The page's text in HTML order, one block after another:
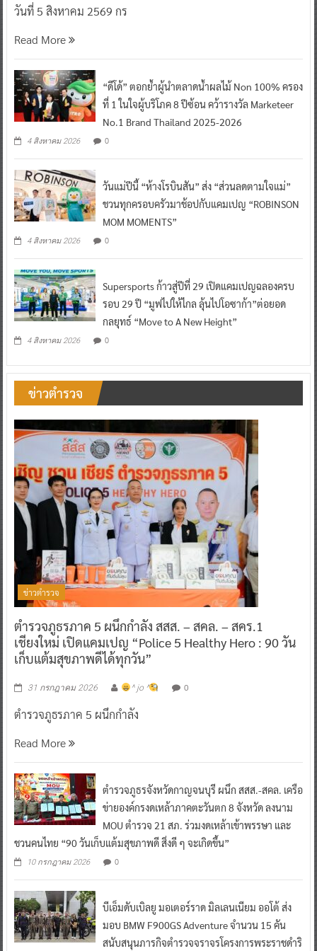
วันที่ 5 สิงหาคม 2569 กร
Read More
“ดีโด้” ตอกย้ำผู้นำตลาดน้ำผลไม้ Non 100% ครอง
ที่ 1 ในใจผู้บริโภค 8 ปีซ้อน คว้ารางวัล Marketeer
No.1 Brand Thailand 2025-2026
4 สิงหาคม 2026 0
วันแม่ปีนี้ “ห้างโรบินสัน” ส่ง “ส่วนลดตามใจแม่”
ชวนทุกครอบครัวมาช้อปกับแคมเปญ “ROBINSON
MOM MOMENTS”
4 สิงหาคม 2026 0
Supersports ก้าวสู่ปีที่ 29 เปิดแคมเปญฉลองครบ
รอบ 29 ปี “มูฟไปให้ไกล ลุ้นไปโอซาก้า”ต่อยอด
กลยุทธ์ “Move to A New Height”
4 สิงหาคม 2026 0
ข่าวตำรวจ
ข่าวตำรวจ
ตำรวจภูธรภาค 5 ผนึกกำลัง สสส. – สคล. – สคร.1
เชียงใหม่ เปิดแคมเปญ “Police 5 Healthy Hero : 90 วัน
เก็บแต้มสุขภาพดีได้ทุกวัน”
31 กรกฎาคม 2026 ^ jo ^ 0
ตำรวจภูธรภาค 5 ผนึกกำลัง
Read More
ตำรวจภูธรจังหวัดกาญจนบุรี ผนึก สสส.-สคล. เครือ
ข่ายองค์กรงดเหล้าภาคตะวันตก 8 จังหวัด ลงนาม
MOU ตำรวจ 21 สภ. ร่วมงดเหล้าเข้าพรรษา และ
ชวนคนไทย “90 วันเก็บแต้มสุขภาพดี สิ่งดี ๆ จะเกิดขึ้น”
10 กรกฎาคม 2026 0
บีเอ็มดับเบิลยู มอเตอร์ราด มิลเลนเนียม ออโต้ ส่ง
มอบ BMW F900GS Adventure จำนวน 15 คัน
สนับสนุนภารกิจตำรวจจราจรโครงการพระราชดำริ